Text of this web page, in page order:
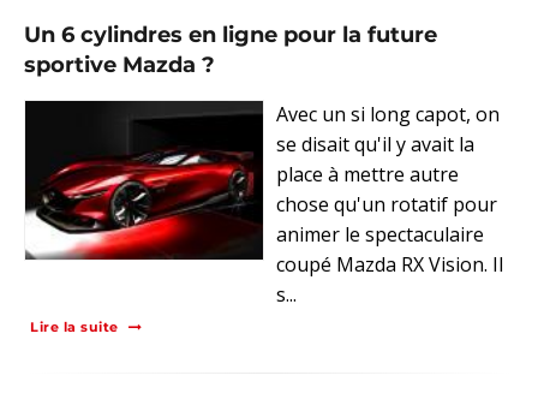
Un 6 cylindres en ligne pour la future
sportive Mazda ?
Avec un si long capot, on
se disait qu'il y avait la
place à mettre autre
chose qu'un rotatif pour
animer le spectaculaire
coupé Mazda RX Vision. Il
s...
Lire la suite